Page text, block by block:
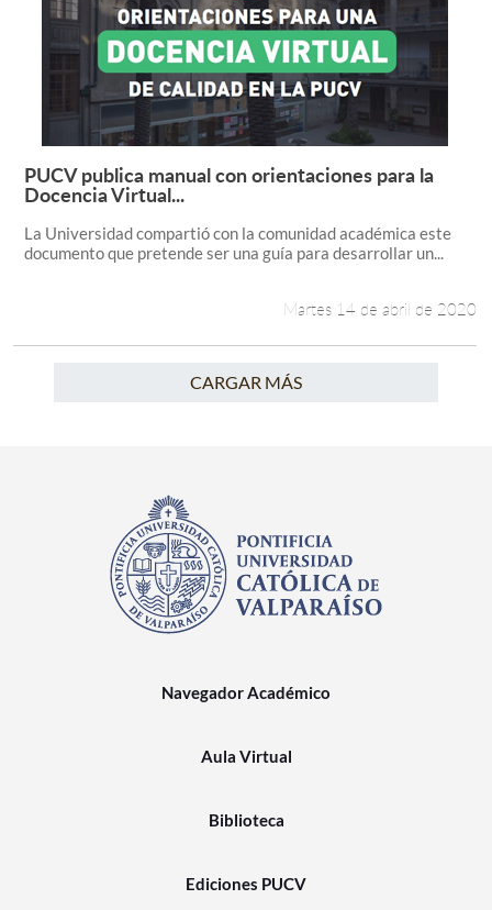
Leer más +
PUCV publica manual con orientaciones para la
Docencia Virtual...
La Universidad compartió con la comunidad académica este
documento que pretende ser una guía para desarrollar un...
Martes 14 de abril de 2020
CARGAR MÁS
Navegador Académico
Aula Virtual
Biblioteca
Ediciones PUCV